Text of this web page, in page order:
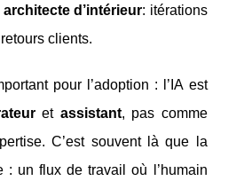
architecte d’intérieur: itérations
clients.
pour l’adoption : l’IA est
et assistant, pas comme
C’est souvent là que la
un flux de travail où l’humain